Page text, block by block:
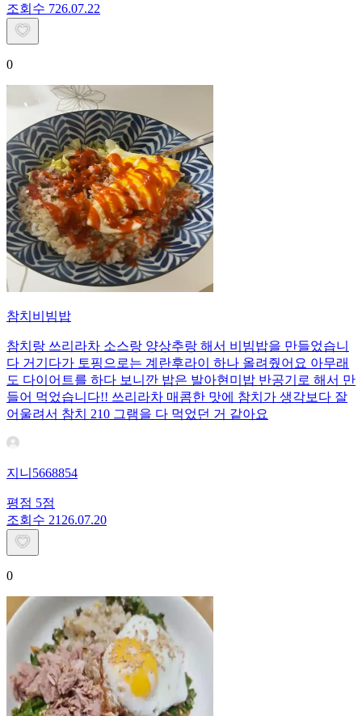
조회수 726.07.22
0
참치비빔밥
참치랑 쓰리라차 소스랑 양상추랑 해서 비빔밥을 만들었습니
다 거기다가 토핑으로는 계란후라이 하나 올려줬어요 아무래
도 다이어트를 하다 보니깐 밥은 발아현미밥 반공기로 해서 만
들어 먹었습니다!! 쓰리라차 매콤한 맛에 참치가 생각보다 잘
어울려서 참치 210 그램을 다 먹었던 거 같아요
지니5668854
평점 5점
조회수 21 26.07.20
0